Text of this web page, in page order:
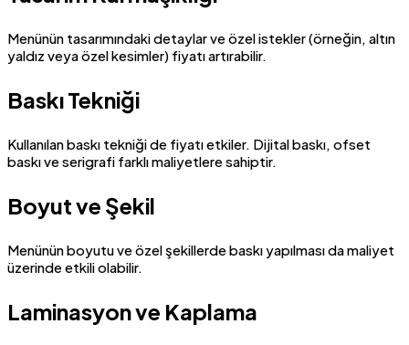
Menünün tasarımındaki detaylar ve özel istekler (örneğin, altın
yaldız veya özel kesimler) fiyatı artırabilir.
Baskı Tekniği
Kullanılan baskı tekniği de fiyatı etkiler. Dijital baskı, ofset
baskı ve serigrafi farklı maliyetlere sahiptir.
Boyut ve Şekil
Menünün boyutu ve özel şekillerde baskı yapılması da maliyet
üzerinde etkili olabilir.
Laminasyon ve Kaplama